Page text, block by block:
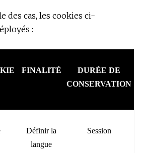
des cas, les cookies ci-
:
FINALITÉ
DURÉE DE
CONSERVATION
Définir la
langue
Session